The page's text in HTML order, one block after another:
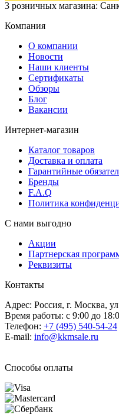
3 розничных магазина:
Компания
О компании
Новости
Наши клиенты
Сертификаты
Обзоры
Блог
Вакансии
Интернет-магазин
Каталог товаров
Доставка и оплата
Гарантийные
Бренды
F.A.Q
Политика
С нами выгодно
Акции
Партнерская
Реквизиты
Контакты
Адрес: Россия, г. Москва,
Время работы: с 9:00 до
Телефон: +7 (495) 540-54-24
E-mail: info@kkmsale.ru
Способы оплаты